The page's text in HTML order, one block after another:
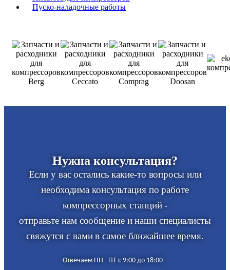
Пуско-наладочные работы
Нужна консультация?
Если у вас остались какие-то вопросы или
необходима консультация по работе
компрессорных станций -
отправьте нам сообщение и наши специалисты
свяжутся с вами в самое ближайшее время.
Отвечаем ПН - ПТ с 9:00 до 18:00